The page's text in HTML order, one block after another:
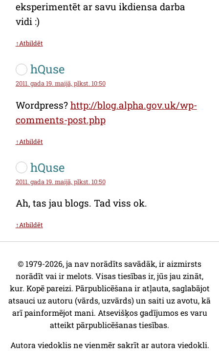
eksperimentēt ar savu ikdiensa darba
vidi :)
↑Atbildēt
hQuse
2011. gada 19. maijā, plkst. 10:50
Wordpress? http://blog.alpha.gov.uk/wp-
comments-post.php
↑Atbildēt
hQuse
2011. gada 19. maijā, plkst. 10:50
Ah, tas jau blogs. Tad viss ok.
↑Atbildēt
© 1979-2026, ja nav norādīts savādāk, ir aizmirsts
norādīt vai ir melots. Visas tiesības ir, jūs jau zināt,
kur. Kopē pareizi. Pārpublicēšana ir atļauta, saglabājot
atsauci uz autoru (vārds, uzvārds) un saiti uz avotu, kā
arī painformējot mani. Atsevišķos gadījumos es varu
atteikt pārpublicēšanas tiesības.
Autora viedoklis ne vienmēr sakrīt ar autora viedokli.